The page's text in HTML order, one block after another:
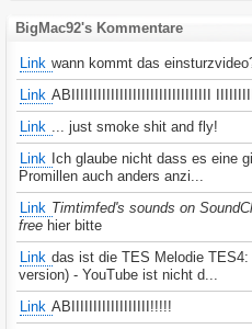
BigMac92's Kommentare
Link wann kommt das
Link ABIIIIIIIIIIIIIIIIIIIIIIIIIIIIIIII
Link ... just smoke shit and fly!
Link Ich glaube nicht dass es eine
Promillen auch anders anzi...
Link Timtimfed's sounds on
free hier bitte
Link das ist die TES Melodie
version) - YouTube ist nicht d...
Link ABIIIIIIIIIIIIIIIIII!!!!!